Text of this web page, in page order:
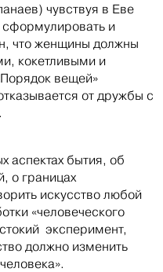
чувствуя в Еве
сформулировать и
что женщины должны
кокетливыми и
вещей»
от дружбы с
аспектах бытия, об
о границах
искусство любой
«человеческого
эксперимент,
должно изменить